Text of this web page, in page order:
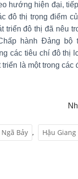
hướng hiện đại,
đô thị trọng điểm
triển đô thị đã nêu
hành Đảng bộ
các tiêu chí đô thị
là một trong các
Bảy , Hậu Giang